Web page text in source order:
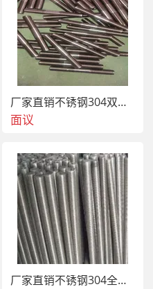
厂家直销不锈钢304双头螺栓
面议
厂家直销不锈钢304全螺纹螺栓